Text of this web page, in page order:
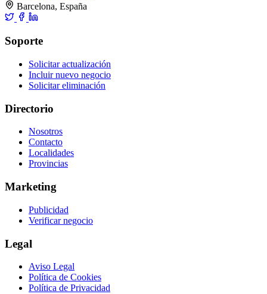
Barcelona, España
Soporte
Solicitar actualización
Incluir nuevo negocio
Solicitar eliminación
Directorio
Nosotros
Contacto
Localidades
Provincias
Marketing
Publicidad
Verificar negocio
Legal
Aviso Legal
Política de Cookies
Política de Privacidad